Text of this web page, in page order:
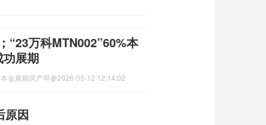
“23万科MTN002”60%本
展期
金展期房产早参2026-05-12 12:14:02
原因